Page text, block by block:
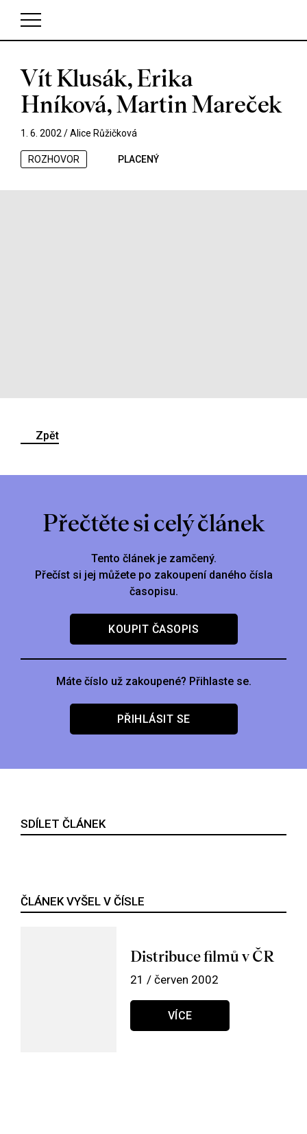
V košíku zatím nemáte žádné položky.
Vít Klusák, Erika
Hníková, Martin Mareček
1. 6. 2002 /Alice Růžičková
ROZHOVOR PLACENÝ
Zpět
Přečtěte si celý článek
Tento článek je zamčený.
Přečíst si jej můžete po zakoupení daného čísla
časopisu.
KOUPIT ČASOPIS
Máte číslo už zakoupené? Přihlaste se.
PŘIHLÁSIT SE
SDÍLET ČLÁNEK
ČLÁNEK VYŠEL V ČÍSLE
Distribuce filmů v ČR
21 / červen 2002
VÍCE